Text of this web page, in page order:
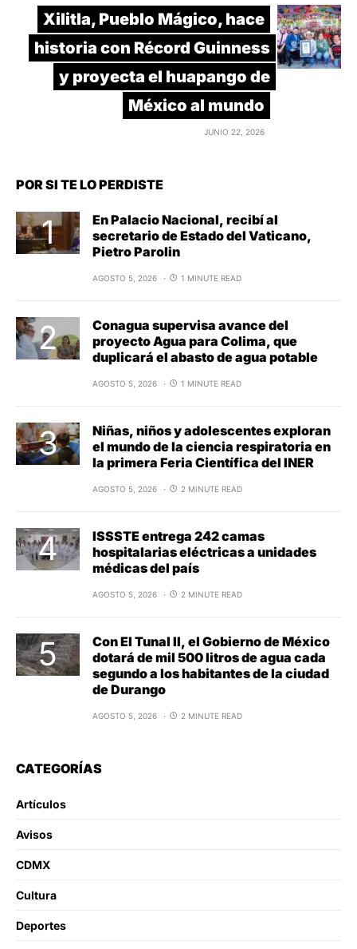
Xilitla, Pueblo Mágico, hace
historia con Récord Guinness
y proyecta el huapango de
México al mundo
JUNIO 22, 2026
POR SI TE LO PERDISTE
En Palacio Nacional, recibí al
secretario de Estado del Vaticano,
Pietro Parolin
AGOSTO 5, 2026 1 MINUTE READ
Conagua supervisa avance del
proyecto Agua para Colima, que
duplicará el abasto de agua potable
AGOSTO 5, 2026 1 MINUTE READ
Niñas, niños y adolescentes exploran
el mundo de la ciencia respiratoria en
la primera Feria Científica del INER
AGOSTO 5, 2026 2 MINUTE READ
ISSSTE entrega 242 camas
hospitalarias eléctricas a unidades
médicas del país
AGOSTO 5, 2026 2 MINUTE READ
Con El Tunal II, el Gobierno de México
dotará de mil 500 litros de agua cada
segundo a los habitantes de la ciudad
de Durango
AGOSTO 5, 2026 2 MINUTE READ
CATEGORÍAS
Artículos
Avisos
CDMX
Cultura
Deportes